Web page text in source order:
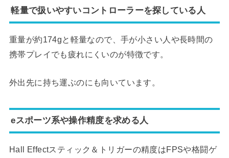
軽量で扱いやすいコントローラーを探している人
重量が約174gと軽量なので、手が小さい人や長時間の
携帯プレイでも疲れにくいのが特徴です。
外出先に持ち運ぶのにも向いています。
eスポーツ系や操作精度を求める人
Hall Effectスティック＆トリガーの精度はFPSや格闘ゲ